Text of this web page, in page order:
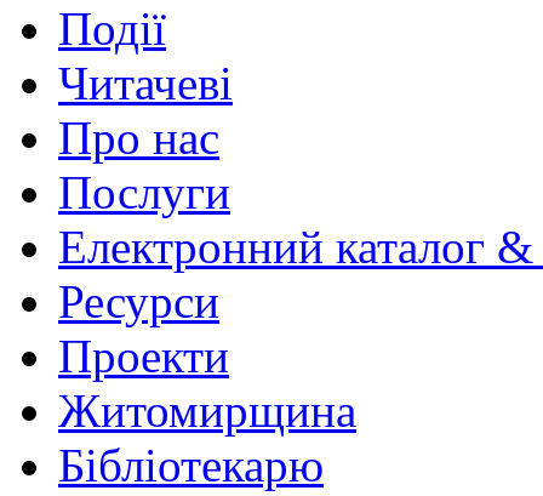
Події
Читачеві
Про нас
Послуги
Електронний каталог
Ресурси
Проекти
Житомирщина
Бібліотекарю